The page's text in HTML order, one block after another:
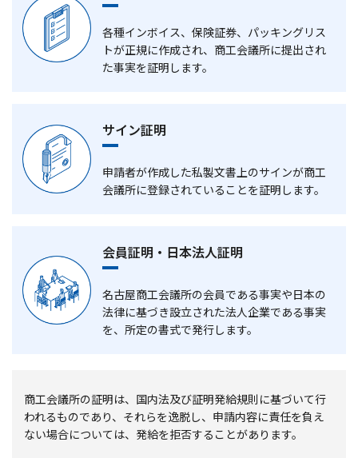
各種インボイス、保険証券、パッキングリス
トが正規に作成され、商工会議所に提出され
た事実を証明します。
サイン証明
申請者が作成した私製文書上のサインが商工
会議所に登録されていることを証明します。
会員証明・日本法人証明
名古屋商工会議所の会員である事実や日本の
法律に基づき設立された法人企業である事実
を、所定の書式で発行します。
商工会議所の証明は、国内法及び証明発給規則に基づいて行
われるものであり、それらを逸脱し、申請内容に責任を負え
ない場合については、発給を拒否することがあります。